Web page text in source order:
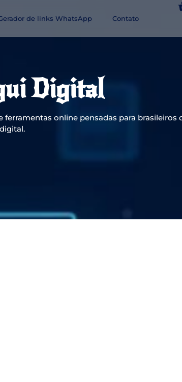
de links WhatsApp Contato
Digital
online pensadas para brasileiros